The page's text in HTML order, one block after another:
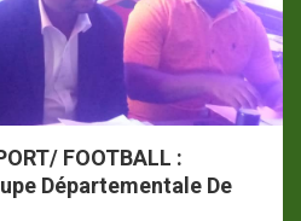
FOOTBALL :
Départementale De